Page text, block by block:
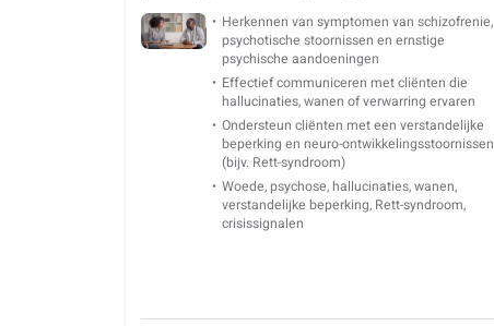
Herkennen van symptomen van schizofrenie,
psychotische stoornissen en ernstige
psychische aandoeningen
Effectief communiceren met cliënten die
hallucinaties, wanen of verwarring ervaren
Ondersteun cliënten met een verstandelijke
beperking en neuro-ontwikkelingsstoornissen
(bijv. Rett-syndroom)
Woede, psychose, hallucinaties, wanen,
verstandelijke beperking, Rett-syndroom,
crisissignalen